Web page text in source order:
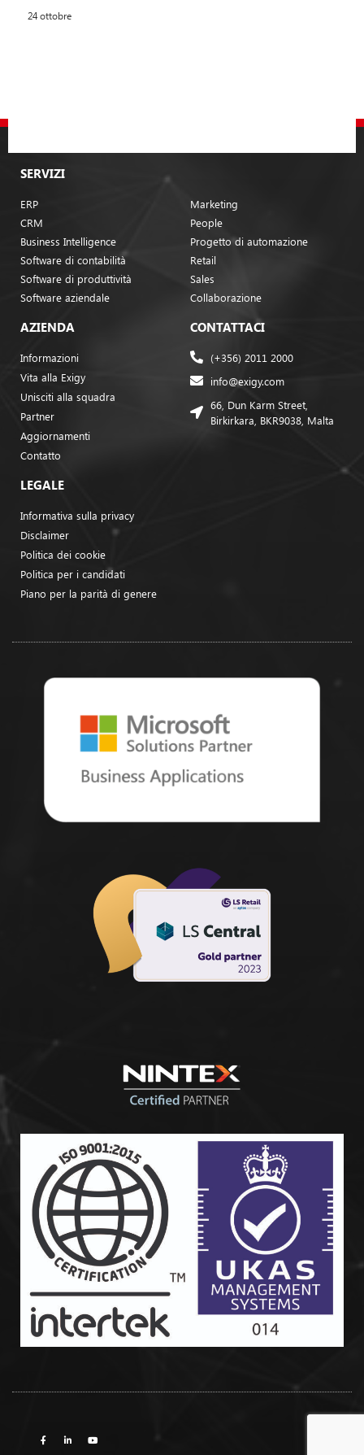
24 ottobre
SERVIZI
ERP
CRM
Business Intelligence
Software di contabilità
Software di produttività
Software aziendale
Marketing
People
Progetto di automazione
Retail
Sales
Collaborazione
AZIENDA
Informazioni
Vita alla Exigy
Unisciti alla squadra
Partner
Aggiornamenti
Contatto
CONTATTACI
(+356) 2011 2000
info@exigy.com
66, Dun Karm Street,
Birkirkara, BKR9038, Malta
LEGALE
Informativa sulla privacy
Disclaimer
Politica dei cookie
Politica per i candidati
Piano per la parità di genere